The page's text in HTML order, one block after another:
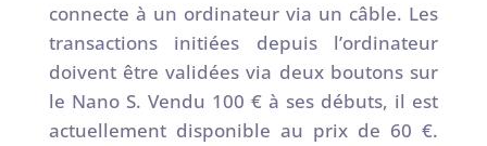
connecte à un ordinateur via un câble. Les
transactions initiées depuis l’ordinateur
doivent être validées via deux boutons sur
le Nano S. Vendu 100 € à ses débuts, il est
actuellement disponible au prix de 60 €.